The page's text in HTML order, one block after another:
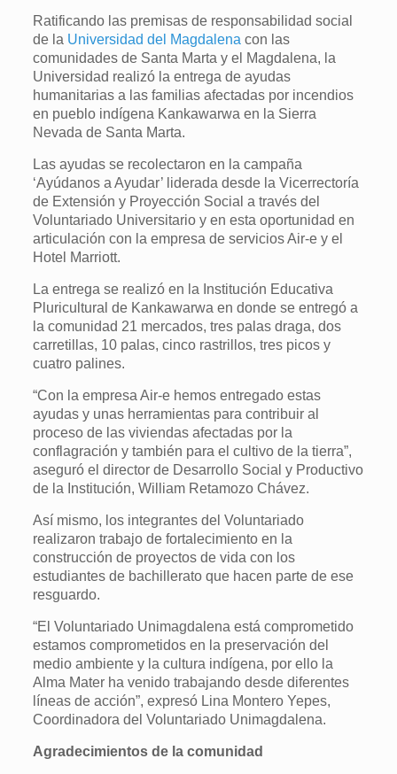
Ratificando las premisas de responsabilidad social
de la Universidad del Magdalena con las
comunidades de Santa Marta y el Magdalena, la
Universidad realizó la entrega de ayudas
humanitarias a las familias afectadas por incendios
en pueblo indígena Kankawarwa en la Sierra
Nevada de Santa Marta.
Las ayudas se recolectaron en la campaña
‘Ayúdanos a Ayudar’ liderada desde la Vicerrectoría
de Extensión y Proyección Social a través del
Voluntariado Universitario y en esta oportunidad en
articulación con la empresa de servicios Air-e y el
Hotel Marriott.
La entrega se realizó en la Institución Educativa
Pluricultural de Kankawarwa en donde se entregó a
la comunidad 21 mercados, tres palas draga, dos
carretillas, 10 palas, cinco rastrillos, tres picos y
cuatro palines.
“Con la empresa Air-e hemos entregado estas
ayudas y unas herramientas para contribuir al
proceso de las viviendas afectadas por la
conflagración y también para el cultivo de la tierra”,
aseguró el director de Desarrollo Social y Productivo
de la Institución, William Retamozo Chávez.
Así mismo, los integrantes del Voluntariado
realizaron trabajo de fortalecimiento en la
construcción de proyectos de vida con los
estudiantes de bachillerato que hacen parte de ese
resguardo.
“El Voluntariado Unimagdalena está comprometido
estamos comprometidos en la preservación del
medio ambiente y la cultura indígena, por ello la
Alma Mater ha venido trabajando desde diferentes
líneas de acción”, expresó Lina Montero Yepes,
Coordinadora del Voluntariado Unimagdalena.
Agradecimientos de la comunidad